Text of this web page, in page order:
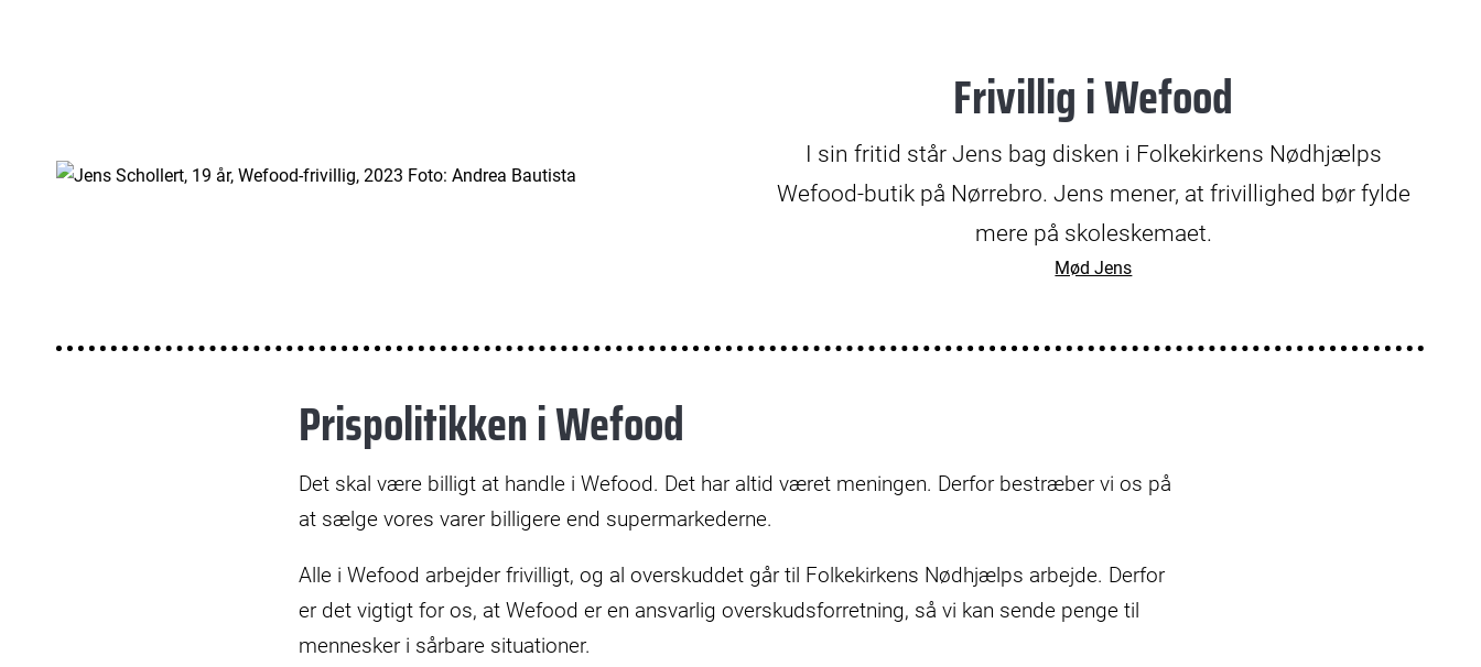
Frivillig i Wefood
I sin fritid står Jens bag disken i Folkekirkens Nødhjælps
Wefood-butik på Nørrebro. Jens mener, at frivillighed bør fylde
mere på skoleskemaet.
Mød Jens
Prispolitikken i Wefood
Det skal være billigt at handle i Wefood. Det har altid været meningen. Derfor bestræber vi os på
at sælge vores varer billigere end supermarkederne.
Alle i Wefood arbejder frivilligt, og al overskuddet går til Folkekirkens Nødhjælps arbejde. Derfor
er det vigtigt for os, at Wefood er en ansvarlig overskudsforretning, så vi kan sende penge til
mennesker i sårbare situationer.